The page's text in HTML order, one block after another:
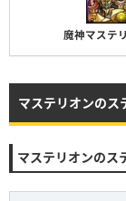
魔神マステ
マステリオンのス
マステリオンのス